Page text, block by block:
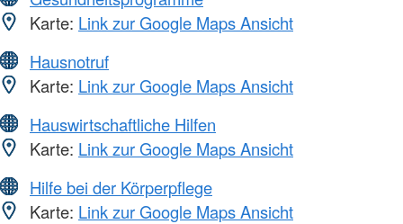
Karte: Link zur Google Maps Ansicht
Hausnotruf
Karte: Link zur Google Maps Ansicht
Hauswirtschaftliche Hilfen
Karte: Link zur Google Maps Ansicht
Hilfe bei der Körperpflege
Karte: Link zur Google Maps Ansicht